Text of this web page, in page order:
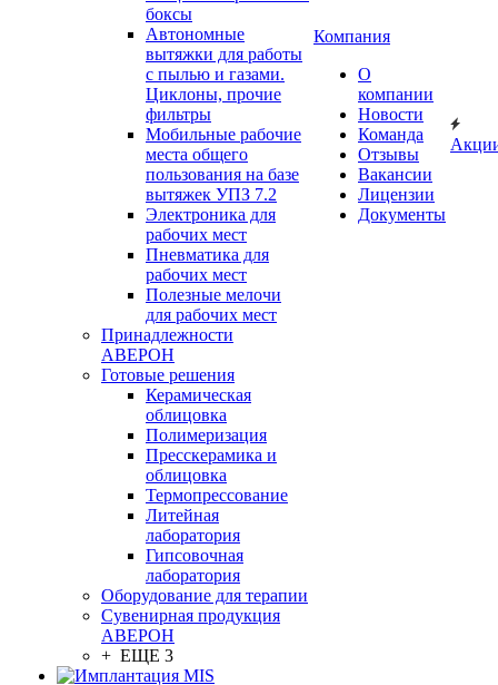
боксы
Автономные
вытяжки для работы
с пылью и газами.
Циклоны, прочие
фильтры
Мобильные рабочие
места общего
пользования на базе
вытяжек УПЗ 7.2
Электроника для
рабочих мест
Пневматика для
рабочих мест
Полезные мелочи
для рабочих мест
Принадлежности
АВЕРОН
Готовые решения
Керамическая
облицовка
Полимеризация
Пресскерамика и
облицовка
Термопрессование
Литейная
лаборатория
Гипсовочная
лаборатория
Оборудование для терапии
Сувенирная продукция
АВЕРОН
+ ЕЩЕ 3
Компания
О
компании
Новости
Команда
Отзывы
Вакансии
Лицензии
Документы